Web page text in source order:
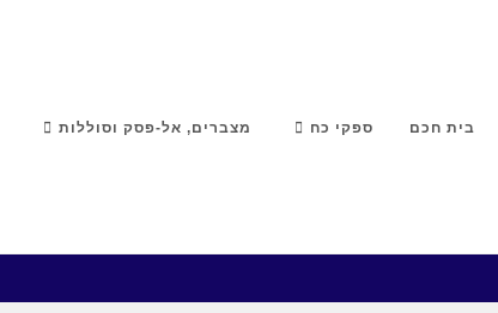
מצברים, אל-פסק וסוללות ספקי כח בית חכם